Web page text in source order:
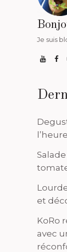
Je suis
et
KoRo
avec